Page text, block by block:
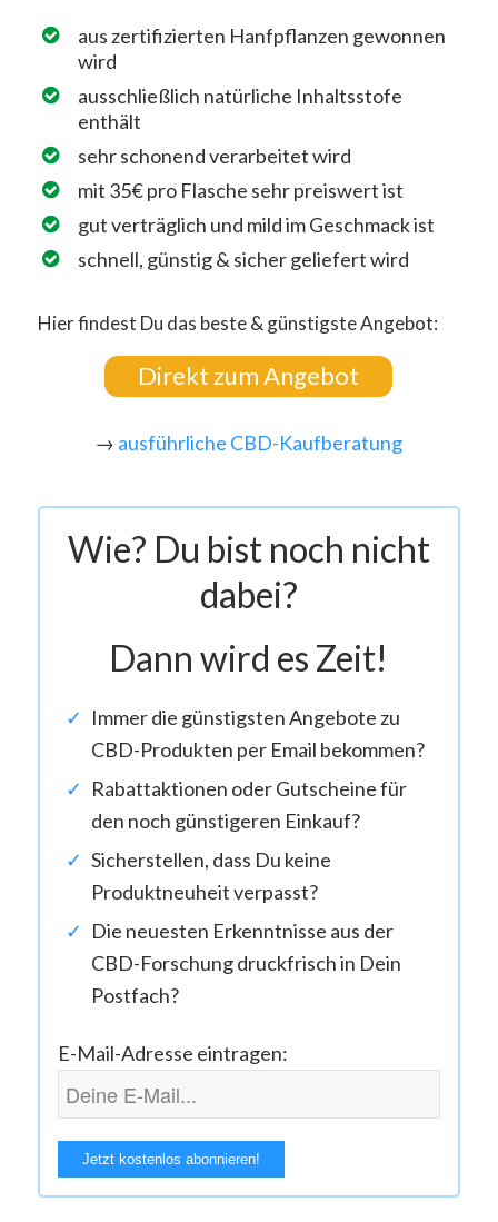
aus zertifizierten Hanfpflanzen gewonnen
wird
ausschließlich natürliche Inhaltsstofe
enthält
sehr schonend verarbeitet wird
mit 35€ pro Flasche sehr preiswert ist
gut verträglich und mild im Geschmack ist
schnell, günstig & sicher geliefert wird
Hier findest Du das beste & günstigste Angebot:
Direkt zum Angebot
→ ausführliche CBD-Kaufberatung
Wie? Du bist noch nicht
dabei?
Dann wird es Zeit!
Immer die günstigsten Angebote zu
CBD-Produkten per Email bekommen?
Rabattaktionen oder Gutscheine für
den noch günstigeren Einkauf?
Sicherstellen, dass Du keine
Produktneuheit verpasst?
Die neuesten Erkenntnisse aus der
CBD-Forschung druckfrisch in Dein
Postfach?
E-Mail-Adresse eintragen: